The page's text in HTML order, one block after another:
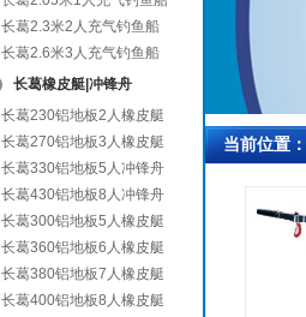
长葛2.3米2人充气钓鱼船
长葛2.6米3人充气钓鱼船
长葛橡皮艇|冲锋舟
长葛230铝地板2人橡皮艇
长葛270铝地板3人橡皮艇
长葛330铝地板5人冲锋舟
长葛430铝地板8人冲锋舟
长葛300铝地板5人橡皮艇
长葛360铝地板6人橡皮艇
长葛380铝地板7人橡皮艇
长葛400铝地板8人橡皮艇
当前位置：